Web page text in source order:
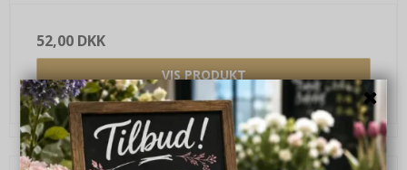
52,00 DKK
VIS PRODUKT